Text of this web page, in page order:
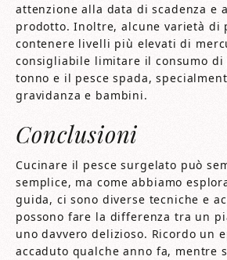
attenzione alla data di scadenza e
prodotto. Inoltre, alcune varietà di
contenere livelli più elevati di
consigliabile limitare il consumo di
tonno e il pesce spada,
gravidanza e bambini.
Conclusioni
Cucinare il pesce surgelato può
semplice, ma come abbiamo
guida, ci sono diverse tecniche e
possono fare la differenza tra un
uno davvero delizioso. Ricordo un
accaduto qualche anno fa, mentre